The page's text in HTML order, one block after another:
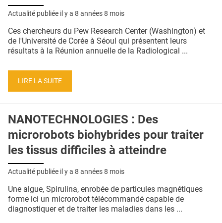
Actualité publiée il y a 8 années 8 mois
Ces chercheurs du Pew Research Center (Washington) et
de l'Université de Corée à Séoul qui présentent leurs
résultats à la Réunion annuelle de la Radiological ...
LIRE LA SUITE
NANOTECHNOLOGIES : Des
microrobots biohybrides pour traiter
les tissus difficiles à atteindre
Actualité publiée il y a 8 années 8 mois
Une algue, Spirulina, enrobée de particules magnétiques
forme ici un microrobot télécommandé capable de
diagnostiquer et de traiter les maladies dans les ...